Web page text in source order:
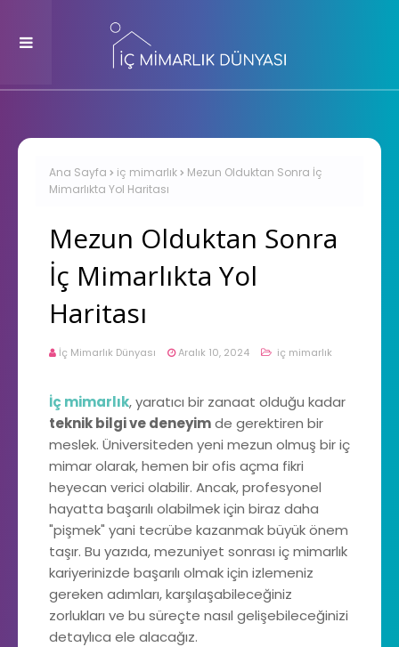
Ana Sayfa iç mimarlık
Mezun Olduktan Sonra İç
Mimarlıkta Yol Haritası
Mezun Olduktan Sonra
İç Mimarlıkta Yol
Haritası
İç Mimarlık Dünyası Aralık 10, 2024 iç mimarlık
İç mimarlık, yaratıcı bir zanaat olduğu kadar
teknik bilgi ve deneyimde gerektiren bir
meslek. Üniversiteden yeni mezun olmuş bir iç
mimar olarak, hemen bir ofis açma fikri
heyecan verici olabilir. Ancak, profesyonel
hayatta başarılı olabilmek için biraz daha
"pişmek" yani tecrübe kazanmak büyük önem
taşır. Bu yazıda, mezuniyet sonrası iç mimarlık
kariyerinizde başarılı olmak için izlemeniz
gereken adımları, karşılaşabileceğiniz
zorlukları ve bu süreçte nasıl gelişebileceğinizi
detaylıca ele alacağız.